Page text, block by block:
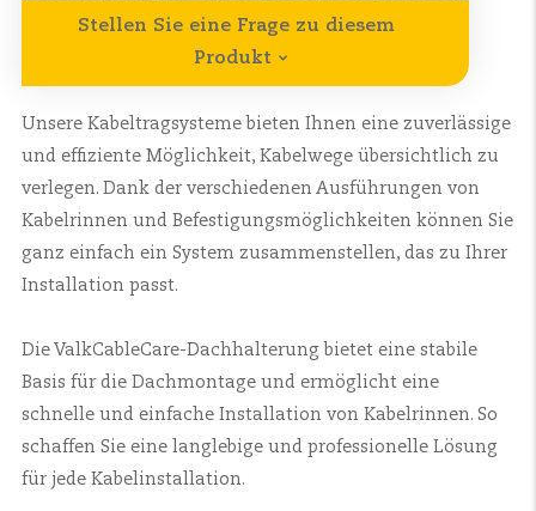
Stellen Sie eine Frage zu diesem
Produkt
Unsere Kabeltragsysteme bieten Ihnen eine zuverlässige
und effiziente Möglichkeit, Kabelwege übersichtlich zu
verlegen. Dank der verschiedenen Ausführungen von
Kabelrinnen und Befestigungsmöglichkeiten können Sie
ganz einfach ein System zusammenstellen, das zu Ihrer
Installation passt.
Die ValkCableCare-Dachhalterung bietet eine stabile
Basis für die Dachmontage und ermöglicht eine
schnelle und einfache Installation von Kabelrinnen. So
schaffen Sie eine langlebige und professionelle Lösung
für jede Kabelinstallation.